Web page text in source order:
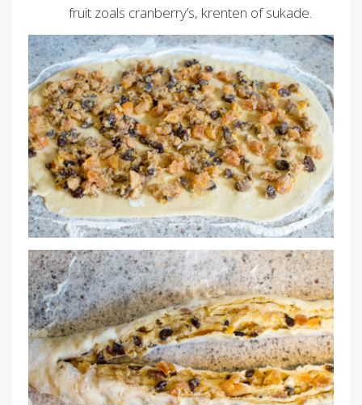
fruit zoals cranberry’s, krenten of sukade.